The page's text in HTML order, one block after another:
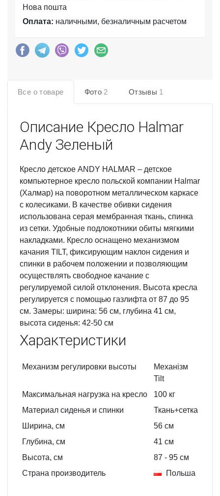
Нова пошта
Оплата: наличными, безналичным расчетом
Все о товаре Фото 2 Отзывы 1
Описание Кресло Halmar
Andy Зеленый
Кресло детское ANDY HALMAR – детское
компьютерное кресло польской компании Halmar
(Халмар) на поворотном металлическом каркасе
с колесиками. В качестве обивки сидения
использована серая мембранная ткань, спинка
из сетки. Удобные подлокотники обиты мягкими
накладками. Кресло оснащено механизмом
качания TILT, фиксирующим наклон сидения и
спинки в рабочем положении и позволяющим
осуществлять свободное качание с
регулируемой силой отклонения. Высота кресла
регулируется с помощью газлифта от 87 до 95
см. Замеры: ширина: 56 см, глубина 41 см,
высота сиденья: 42-50 см
Характеристики
Механизм регулировки высоты
Механізм
Tilt
Максимальная нагрузка на кресло
100 кг
Материал сиденья и спинки
Ткань+сетка
Ширина, см
56 см
Глубина, см
41 см
Высота, см
87 - 95 см
Страна производитель
Польша